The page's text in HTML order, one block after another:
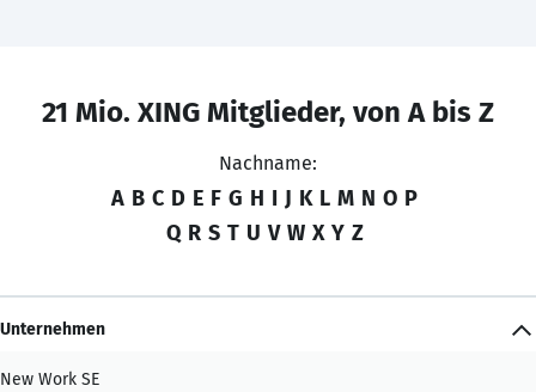
21 Mio. XING Mitglieder, von A bis Z
Nachname:
A B C D E F G H I J K L M N O P
Q R S T U V W X Y Z
Unternehmen
New Work SE